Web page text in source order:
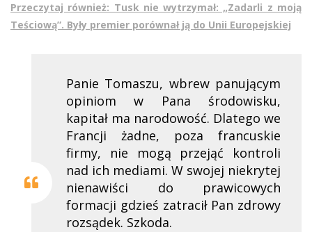
Przeczytaj również: Tusk nie wytrzymał: „Zadarli z moją
Teściową”. Były premier porównał ją do Unii Europejskiej
Panie Tomaszu, wbrew panującym
opiniom w Pana środowisku,
kapitał ma narodowość. Dlatego we
Francji żadne, poza francuskie
firmy, nie mogą przejąć kontroli
nad ich mediami. W swojej niekrytej
nienawiści do prawicowych
formacji gdzieś zatracił Pan zdrowy
rozsądek. Szkoda.